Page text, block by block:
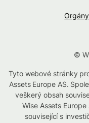
©
Tyto webové stránky
Assets Europe AS.
veškerý obsah
Wise Assets
související s